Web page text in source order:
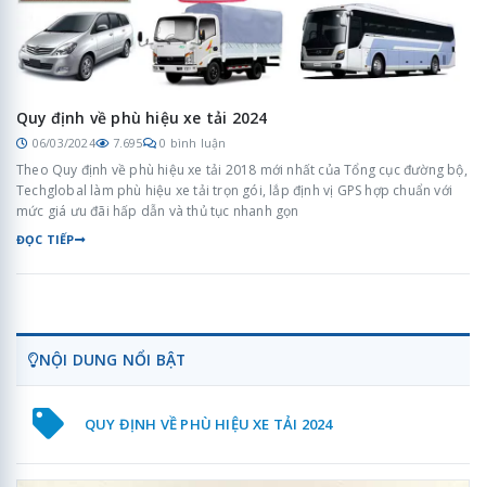
Quy định về phù hiệu xe tải 2024
06/03/2024 7.695 0 bình luận
Theo Quy định về phù hiệu xe tải 2018 mới nhất của Tổng cục đường bộ,
Techglobal làm phù hiệu xe tải trọn gói, lắp định vị GPS hợp chuẩn với
mức giá ưu đãi hấp dẫn và thủ tục nhanh gọn
ĐỌC TIẾP
NỘI DUNG NỔI BẬT
QUY ĐỊNH VỀ PHÙ HIỆU XE TẢI 2024